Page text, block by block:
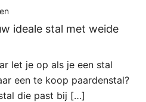
ideale stal met weide
let je op als je een stal
een te koop paardenstal?
die past bij […]